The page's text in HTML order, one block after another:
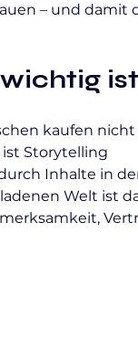
– und damit
ist
kaufen nicht
Storytelling
Inhalte in
Welt ist